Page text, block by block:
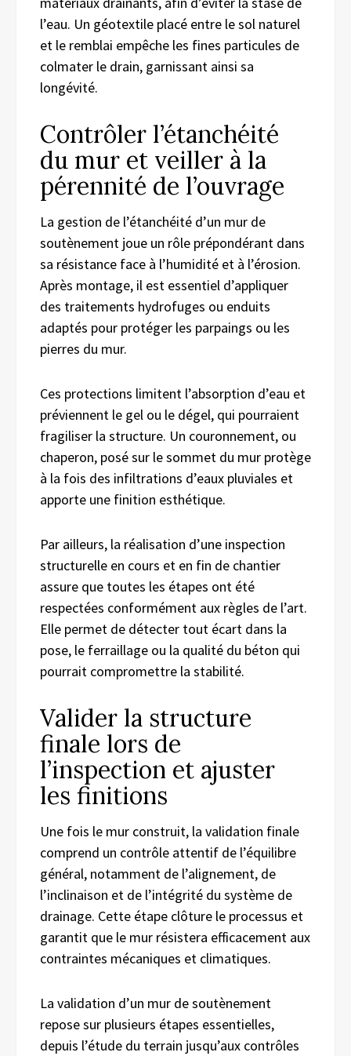
l’eau. Un géotextile placé entre le sol naturel
et le remblai empêche les fines particules de
colmater le drain, garnissant ainsi sa
longévité.
Contrôler l’étanchéité
du mur et veiller à la
pérennité de l’ouvrage
La gestion de l’étanchéité d’un mur de
soutènement joue un rôle prépondérant dans
sa résistance face à l’humidité et à l’érosion.
Après montage, il est essentiel d’appliquer
des traitements hydrofuges ou enduits
adaptés pour protéger les parpaings ou les
pierres du mur.
Ces protections limitent l’absorption d’eau et
préviennent le gel ou le dégel, qui pourraient
fragiliser la structure. Un couronnement, ou
chaperon, posé sur le sommet du mur protège
à la fois des infiltrations d’eaux pluviales et
apporte une finition esthétique.
Par ailleurs, la réalisation d’une inspection
structurelle en cours et en fin de chantier
assure que toutes les étapes ont été
respectées conformément aux règles de l’art.
Elle permet de détecter tout écart dans la
pose, le ferraillage ou la qualité du béton qui
pourrait compromettre la stabilité.
Valider la structure
finale lors de
l’inspection et ajuster
les finitions
Une fois le mur construit, la validation finale
comprend un contrôle attentif de l’équilibre
général, notamment de l’alignement, de
l’inclinaison et de l’intégrité du système de
drainage. Cette étape clôture le processus et
garantit que le mur résistera efficacement aux
contraintes mécaniques et climatiques.
La validation d’un mur de soutènement
repose sur plusieurs étapes essentielles,
depuis l’étude du terrain jusqu’aux contrôles